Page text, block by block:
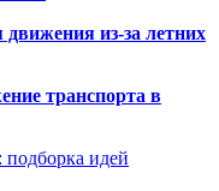
из-за летних
транспорта в
подборка идей